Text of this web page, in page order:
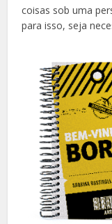
coisas sob uma
para isso, seja